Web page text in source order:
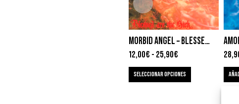
MORBID ANGEL – BLESSED ARE THE SICK
12,00€ - 25,90€
SELECCIONAR OPCIONES